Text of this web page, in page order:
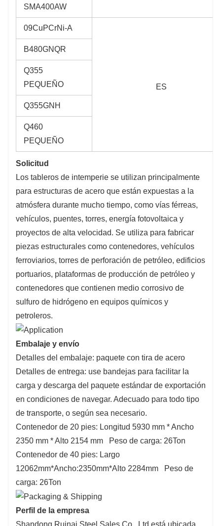
SMA400AW
09CuPCrNi-A
ES
B480GNQR
Q355
PEQUEÑO
Q355GNH
Q460
PEQUEÑO
Solicitud
Los tableros de intemperie se utilizan principalmente
para estructuras de acero que están expuestas a la
atmósfera durante mucho tiempo, como vías férreas,
vehículos, puentes, torres, energía fotovoltaica y
proyectos de alta velocidad. Se utiliza para fabricar
piezas estructurales como contenedores, vehículos
ferroviarios, torres de perforación de petróleo, edificios
portuarios, plataformas de producción de petróleo y
contenedores que contienen medio corrosivo de
sulfuro de hidrógeno en equipos químicos y
petroleros.
Embalaje y envío
Detalles del embalaje: paquete con tira de acero
Detalles de entrega: use bandejas para facilitar la
carga y descarga del paquete estándar de exportación
en condiciones de navegar. Adecuado para todo tipo
de transporte, o según sea necesario.
Contenedor de 20 pies: Longitud 5930 mm * Ancho
2350 mm * Alto 2154 mm
Peso de carga: 26Ton
Contenedor de 40 pies: Largo
12062mm*Ancho:2350mm*Alto 2284mm
Peso de
carga: 26Ton
Perfil de la empresa
Shandong Ruinai Steel Sales Co., Ltd está ubicada